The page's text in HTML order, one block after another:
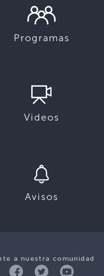
Programas
Videos
Avisos
a nuestra comunidad